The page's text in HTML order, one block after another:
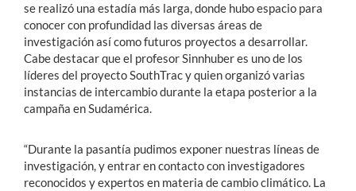
se realizó una estadía más larga, donde hubo espacio para
conocer con profundidad las diversas áreas de
investigación así como futuros proyectos a desarrollar.
Cabe destacar que el profesor Sinnhuber es uno de los
líderes del proyecto SouthTrac y quien organizó varias
instancias de intercambio durante la etapa posterior a la
campaña en Sudamérica.
“Durante la pasantía pudimos exponer nuestras líneas de
investigación, y entrar en contacto con investigadores
reconocidos y expertos en materia de cambio climático. La